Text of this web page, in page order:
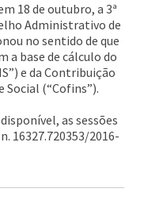
18 de outubro, a 3ª
Administrativo de
no sentido de que
a base de cálculo do
e da Contribuição
Social (“Cofins”).
as sessões
16327.720353/2016-